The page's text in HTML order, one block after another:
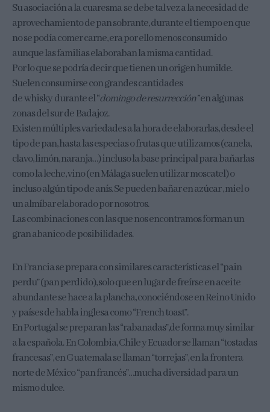
Su asociación a la cuaresma se debe tal vez a la necesidad de
aprovechamiento de pan sobrante, durante el tiempo en que
no se podía comer carne, era por ello menos consumido
aunque las familias elaboraban la misma cantidad.
Por lo que se podría decir que tienen un origen humilde.
Suelen consumirse con grandes cantidades
de whisky durante el “domingo de resurrección”en algunas
zonas del sur de Badajoz.
Existen múltiples variedades a la hora de elaborarlas, desde el
tipo de pan, hasta las especias o frutas que utilizamos (canela,
clavo, limón, naranja…) incluso la base principal para bañarlas
como la leche, vino (en Málaga suelen utilizar moscatel) o
incluso algún tipo de anís. Se pueden bañar en azúcar , miel o
un almíbar elaborado por nosotros.
Las combinaciones con las que nos encontramos forman un
gran abanico de posibilidades.
En Francia se prepara con similares características el “pain
perdu” (pan perdido), solo que en lugar de freírse en aceite
abundante se hace a la plancha, conociéndose en Reino Unido
y países de habla inglesa como “French toast”.
En Portugal se preparan las “rabanadas”,de forma muy similar
a la española. En Colombia, Chile y Ecuador se llaman “tostadas
francesas”, en Guatemala se llaman “torrejas”, en la frontera
norte de México “pan francés”…mucha diversidad para un
mismo dulce.